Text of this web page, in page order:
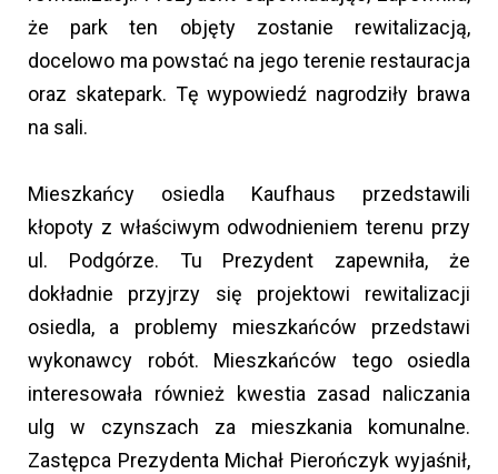
że park ten objęty zostanie rewitalizacją,
docelowo ma powstać na jego terenie restauracja
oraz skatepark. Tę wypowiedź nagrodziły brawa
na sali.
Mieszkańcy osiedla Kaufhaus przedstawili
kłopoty z właściwym odwodnieniem terenu przy
ul. Podgórze. Tu Prezydent zapewniła, że
dokładnie przyjrzy się projektowi rewitalizacji
osiedla, a problemy mieszkańców przedstawi
wykonawcy robót. Mieszkańców tego osiedla
interesowała również kwestia zasad naliczania
ulg w czynszach za mieszkania komunalne.
Zastępca Prezydenta Michał Pierończyk wyjaśnił,